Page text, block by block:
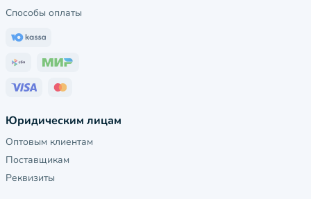
Способы оплаты
Юридическим лицам
Оптовым клиентам
Поставщикам
Реквизиты